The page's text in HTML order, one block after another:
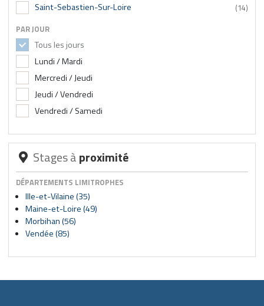
Saint-Sebastien-Sur-Loire (14)
PAR JOUR
Tous les jours
Lundi / Mardi
Mercredi / Jeudi
Jeudi / Vendredi
Vendredi / Samedi
Stages àproximité
DÉPARTEMENTS LIMITROPHES
Ille-et-Vilaine (35)
Maine-et-Loire (49)
Morbihan (56)
Vendée (85)